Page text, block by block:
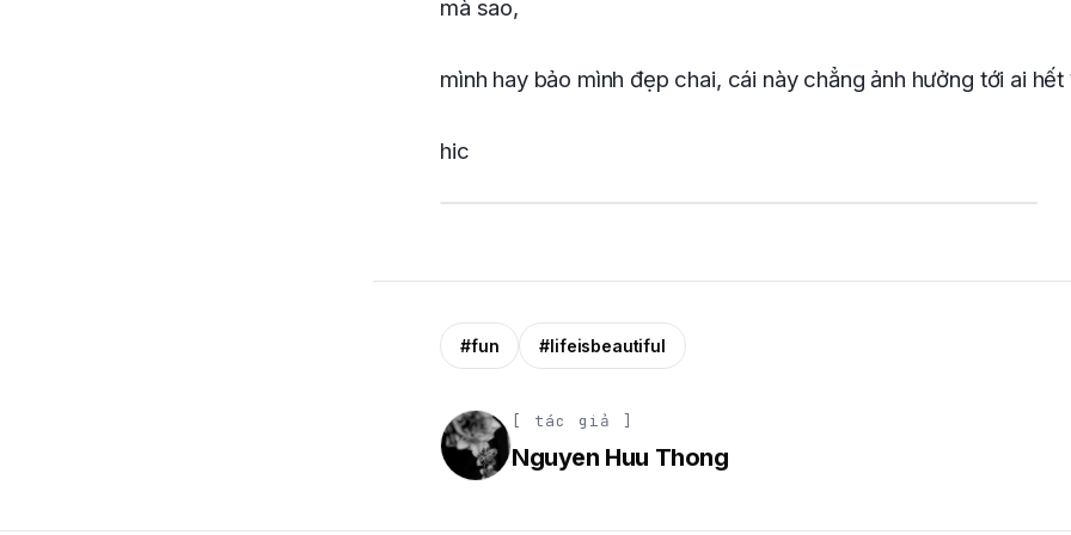
mà sao,
mình hay bảo mình đẹp chai, cái này chẳng ảnh hưởng tới ai hết
hic
#fun #lifeisbeautiful
[ tác giả ]
Nguyen Huu Thong